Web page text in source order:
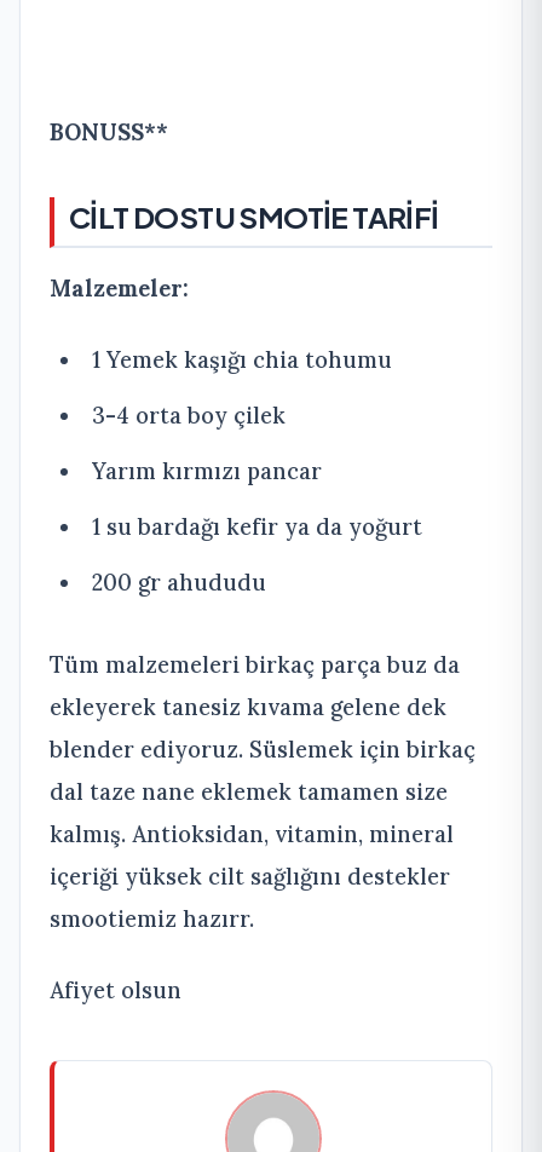
BONUSS**
CİLT DOSTU SMOTİE TARİFİ
Malzemeler:
1 Yemek kaşığı chia tohumu
3-4 orta boy çilek
Yarım kırmızı pancar
1 su bardağı kefir ya da yoğurt
200 gr ahududu
Tüm malzemeleri birkaç parça buz da
ekleyerek tanesiz kıvama gelene dek
blender ediyoruz. Süslemek için birkaç
dal taze nane eklemek tamamen size
kalmış. Antioksidan, vitamin, mineral
içeriği yüksek cilt sağlığını destekler
smootiemiz hazırr.
Afiyet olsun